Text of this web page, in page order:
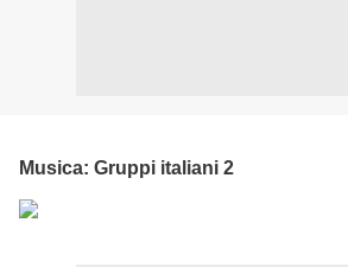
Musica: Gruppi italiani 2